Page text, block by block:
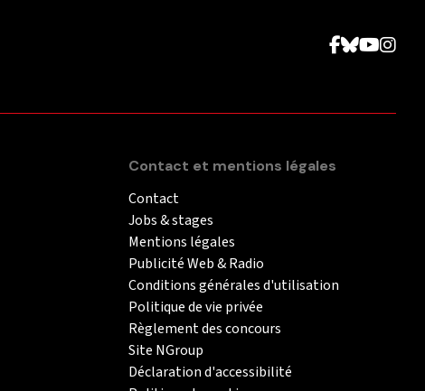
Contact et mentions légales
Contact
Jobs & stages
Mentions légales
Publicité Web & Radio
Conditions générales d'utilisation
Politique de vie privée
Règlement des concours
Site NGroup
Déclaration d'accessibilité